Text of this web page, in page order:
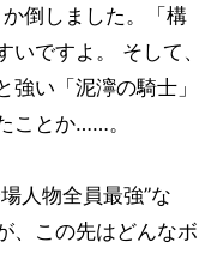
倒しました。「構
ですよ。 そして、
い「泥濘の騎士」
ことか……。
人物全員最強”な
、この先はどんなボ